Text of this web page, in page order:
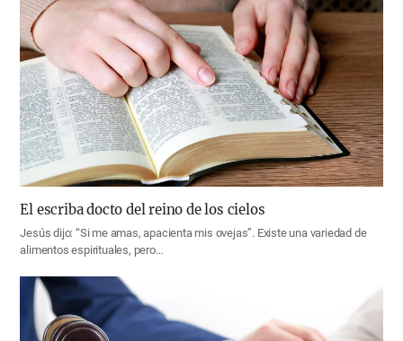
El escriba docto del reino de los cielos
Jesús dijo: “Si me amas, apacienta mis ovejas”. Existe una variedad de
alimentos espirituales, pero…